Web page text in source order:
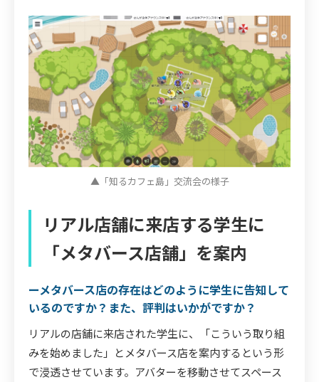
▲「知るカフェ島」交流会の様子
リアル店舗に来店する学生に
「メタバース店舗」を案内
ーメタバース店の存在はどのように学生に告知して
いるのですか？また、評判はいかがですか？
リアルの店舗に来店された学生に、「こういう取り組
みを始めました」とメタバース店を案内するという形
で浸透させています。アバターを移動させてスペース